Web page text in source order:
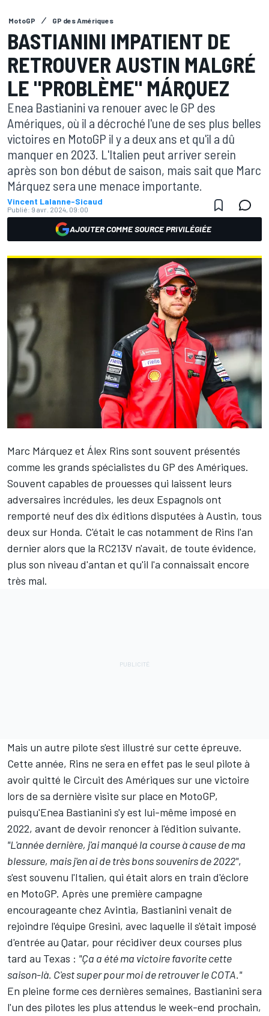
MotoGP GP des Amériques
BASTIANINI IMPATIENT DE
RETROUVER AUSTIN MALGRÉ
LE "PROBLÈME" MÁRQUEZ
Enea Bastianini va renouer avec le GP des
Amériques, où il a décroché l'une de ses plus belles
victoires en MotoGP il y a deux ans et qu'il a dû
manquer en 2023. L'Italien peut arriver serein
après son bon début de saison, mais sait que Marc
Márquez sera une menace importante.
Vincent Lalanne-Sicaud
Publié: 9 avr. 2024, 09:00
AJOUTER COMME SOURCE PRIVILÉGIÉE
Marc Márquez et Álex Rins sont souvent présentés
comme les grands spécialistes du GP des Amériques.
Souvent capables de prouesses qui laissent leurs
adversaires incrédules, les deux Espagnols ont
remporté neuf des dix éditions disputées à Austin, tous
deux sur Honda. C'était le cas notamment de Rins l'an
dernier alors que la RC213V n'avait, de toute évidence,
plus son niveau d'antan et qu'il l'a connaissait encore
très mal.
Mais un autre pilote s'est illustré sur cette épreuve.
Cette année, Rins ne sera en effet pas le seul pilote à
avoir quitté le Circuit des Amériques sur une victoire
lors de sa dernière visite sur place en MotoGP,
puisqu'Enea Bastianini s'y est lui-même imposé en
2022, avant de devoir renoncer à l'édition suivante.
"L'année dernière, j'ai manqué la course à cause de ma
blessure, mais j'en ai de très bons souvenirs de 2022",
s'est souvenu l'Italien, qui était alors en train d'éclore
en MotoGP. Après une première campagne
encourageante chez Avintia, Bastianini venait de
rejoindre l'équipe Gresini, avec laquelle il s'était imposé
d'entrée au Qatar, pour récidiver deux courses plus
tard au Texas : "Ça a été ma victoire favorite cette
saison-là. C'est super pour moi de retrouver le COTA."
En pleine forme ces dernières semaines, Bastianini sera
l'un des pilotes les plus attendus le week-end prochain,